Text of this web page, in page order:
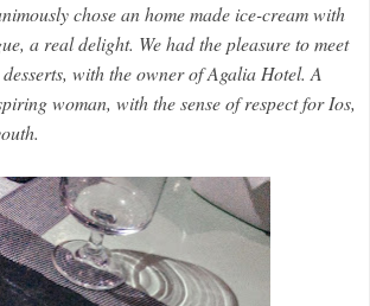
chose an home made ice-cream with
a real delight. We had the pleasure to meet
with the owner of Agalia Hotel. A
woman, with the sense of respect for Ios,